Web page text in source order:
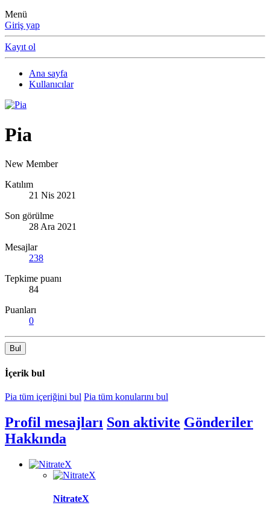
Menü
Giriş yap
Kayıt ol
Ana sayfa
Kullanıcılar
Pia
New Member
Katılım
21 Nis 2021
Son görülme
28 Ara 2021
Mesajlar
238
Tepkime puanı
84
Puanları
0
Bul
İçerik bul
Pia tüm içeriğini bul Pia tüm konularını bul
Profil mesajları Son aktivite Gönderiler
Hakkında
NitrateX